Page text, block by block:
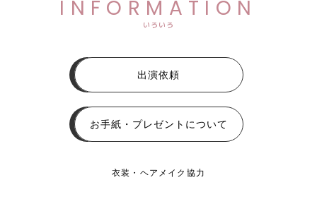
INFORMATION
いろいろ
出演依頼
お手紙・プレゼントについて
衣装・ヘアメイク協力